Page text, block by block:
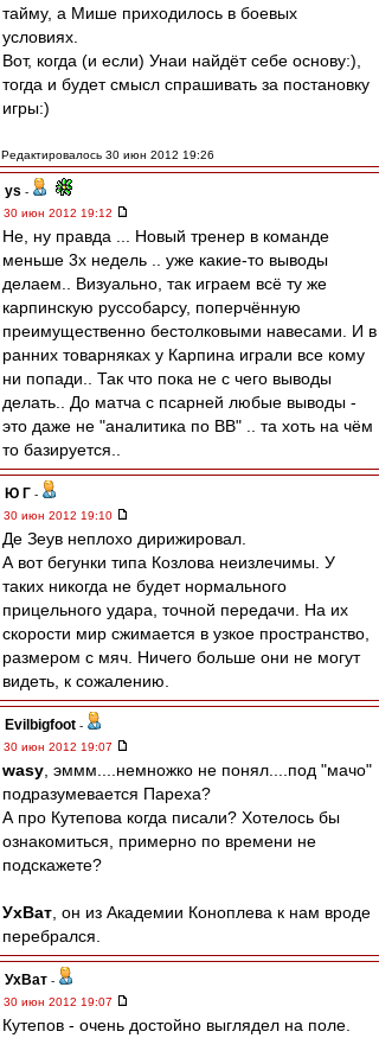
тайму, а Мише приходилось в боевых
условиях.
Вот, когда (и если) Унаи найдёт себе основу:),
тогда и будет смысл спрашивать за постановку
игры:)
Редактировалось 30 июн 2012 19:26
ys -
30 июн 2012 19:12
Не, ну правда ... Новый тренер в команде
меньше 3х недель .. уже какие-то выводы
делаем.. Визуально, так играем всё ту же
карпинскую руссобарсу, поперчённую
преимущественно бестолковыми навесами. И в
ранних товарняках у Карпина играли все кому
ни попади.. Так что пока не с чего выводы
делать.. До матча с псарней любые выводы -
это даже не "аналитика по ВВ" .. та хоть на чём
то базируется..
Ю Г -
30 июн 2012 19:10
Де Зеув неплохо дирижировал.
А вот бегунки типа Козлова неизлечимы. У
таких никогда не будет нормального
прицельного удара, точной передачи. На их
скорости мир сжимается в узкое пространство,
размером с мяч. Ничего больше они не могут
видеть, к сожалению.
Evilbigfoot -
30 июн 2012 19:07
wasy , эммм....немножко не понял....под "мачо"
подразумевается Пареха?
А про Кутепова когда писали? Хотелось бы
ознакомиться, примерно по времени не
подскажете?
УхВат , он из Академии Коноплева к нам вроде
перебрался.
УхВат -
30 июн 2012 19:07
Кутепов - очень достойно выглядел на поле.